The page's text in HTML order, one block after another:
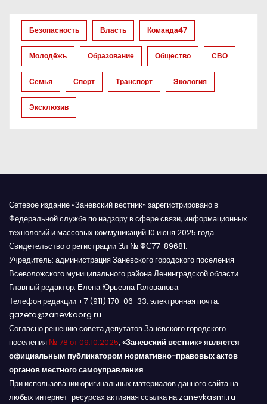
а
п
Безопасность Власть Команда47
Молодёжь Образование Общество СВО
Семья Спорт Транспорт Экология
Эксклюзив
Сетевое издание «Заневский вестник» зарегистрировано в
Федеральной службе по надзору в сфере связи, информационных
технологий и массовых коммуникаций 10 июня 2025 года.
Свидетельство о регистрации Эл № ФС77-89681.
Учредитель: администрация Заневского городского поселения
Всеволожского муниципального района Ленинградской области.
Главный редактор: Елена Юрьевна Голованова.
Телефон редакции +7 (911) 170-06-33, электронная почта:
gazeta@zanevkaorg.ru
Согласно решению совета депутатов Заневского городского
поселения № 78 от 09.10.2025, «Заневский вестник» является
официальным публикатором нормативно-правовых актов
органов местного самоуправления.
При использовании оригинальных материалов данного сайта на
любых интернет-ресурсах активная ссылка на zanevkasmi.ru